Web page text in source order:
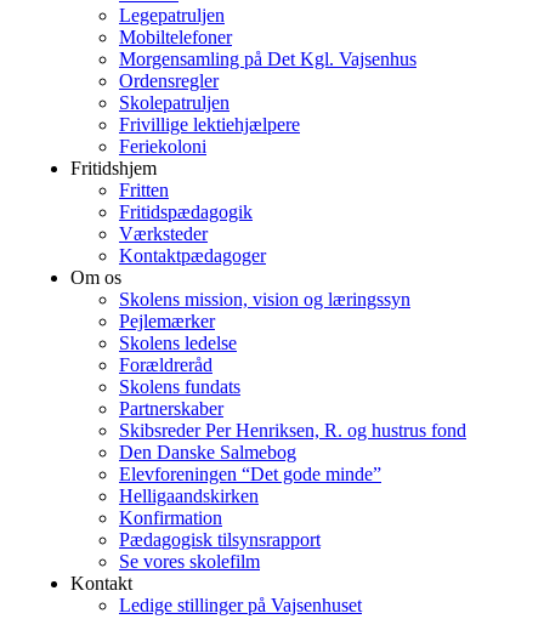
Legepatruljen
Mobiltelefoner
Morgensamling på Det Kgl. Vajsenhus
Ordensregler
Skolepatruljen
Frivillige lektiehjælpere
Feriekoloni
Fritidshjem
Fritten
Fritidspædagogik
Værksteder
Kontaktpædagoger
Om os
Skolens mission, vision og læringssyn
Pejlemærker
Skolens ledelse
Forældreråd
Skolens fundats
Partnerskaber
Skibsreder Per Henriksen, R. og hustrus fond
Den Danske Salmebog
Elevforeningen “Det gode minde”
Helligaandskirken
Konfirmation
Pædagogisk tilsynsrapport
Se vores skolefilm
Kontakt
Ledige stillinger på Vajsenhuset